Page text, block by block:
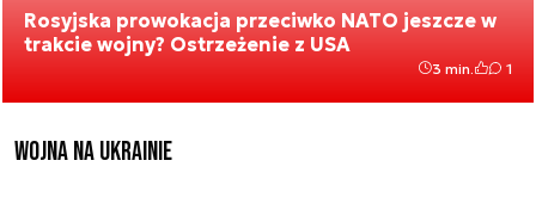
Rosyjska prowokacja przeciwko NATO jeszcze w
trakcie wojny? Ostrzeżenie z USA
3 min. 1
Wojna na Ukrainie